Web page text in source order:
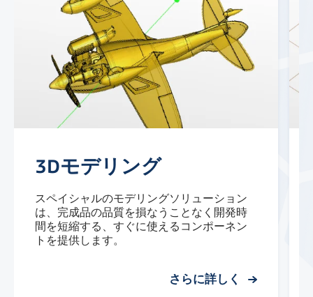
3Dモデリング
スペイシャルのモデリングソリューション
は、完成品の品質を損なうことなく開発時
間を短縮する、すぐに使えるコンポーネン
トを提供します。
さらに詳しく